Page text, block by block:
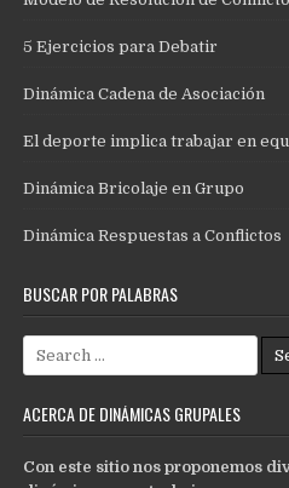
5 Ejercicios para Debatir
Dinámica Cadena de Asociación
El deporte implica trabajar en
Dinámica Bricolaje en Grupo
Dinámica Respuestas a Conflictos
BUSCAR POR PALABRAS
Search
for:
ACERCA DE DINÁMICAS GRUPALES
Con este sitio nos proponemos